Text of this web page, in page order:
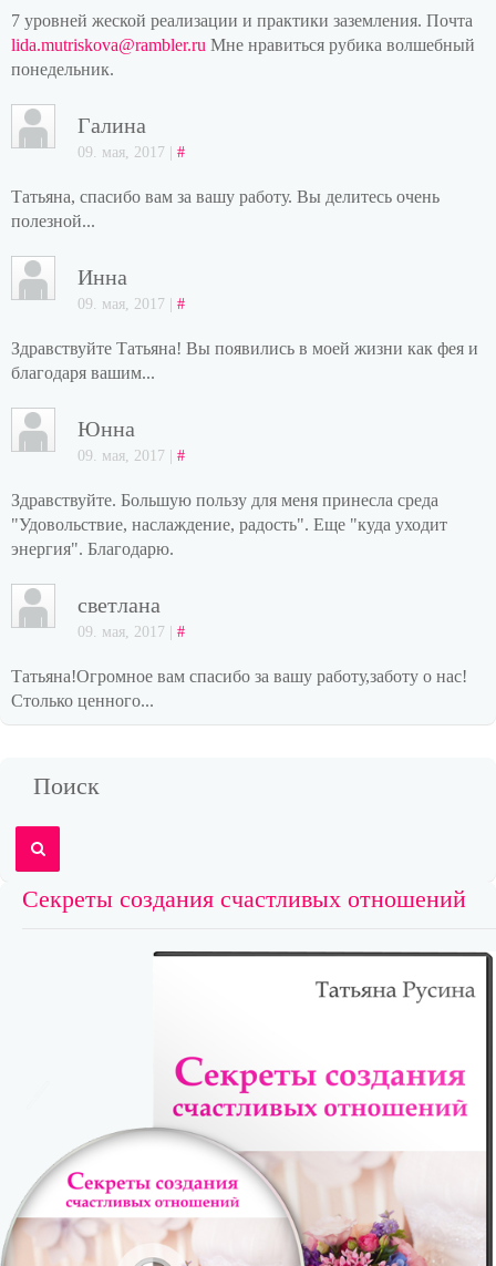
7 уровней жеской реализации и практики заземления. Почта
lida.mutriskova@rambler.ru Мне нравиться рубика волшебный
понедельник.
Галина
09. мая, 2017 | #
Татьяна, спасибо вам за вашу работу. Вы делитесь очень
полезной...
Инна
09. мая, 2017 | #
Здравствуйте Татьяна! Вы появились в моей жизни как фея и
благодаря вашим...
Юнна
09. мая, 2017 | #
Здравствуйте. Большую пользу для меня принесла среда
"Удовольствие, наслаждение, радость". Еще "куда уходит
энергия". Благодарю.
светлана
09. мая, 2017 | #
Татьяна!Огромное вам спасибо за вашу работу,заботу о нас!
Столько ценного...
Поиск
Секреты создания счастливых отношений